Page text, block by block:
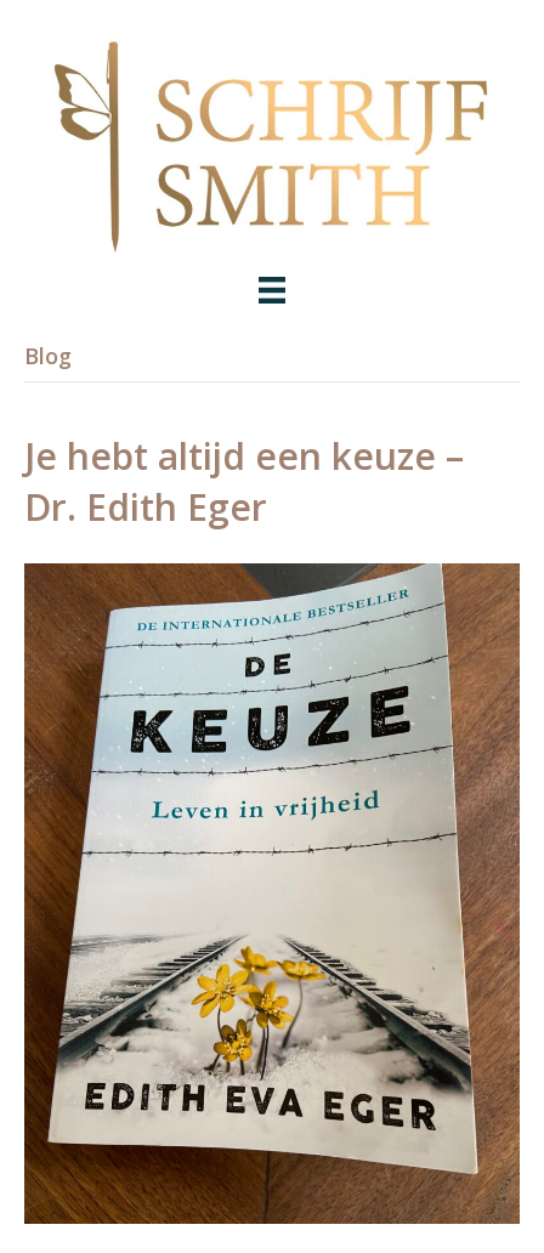
Blog
Je hebt altijd een keuze –
Dr. Edith Eger